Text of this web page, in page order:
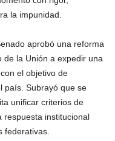
la impunidad.
aprobó una reforma
de la Unión a expedir una
el objetivo de
país. Subrayó que se
unificar criterios de
respuesta institucional
federativas.